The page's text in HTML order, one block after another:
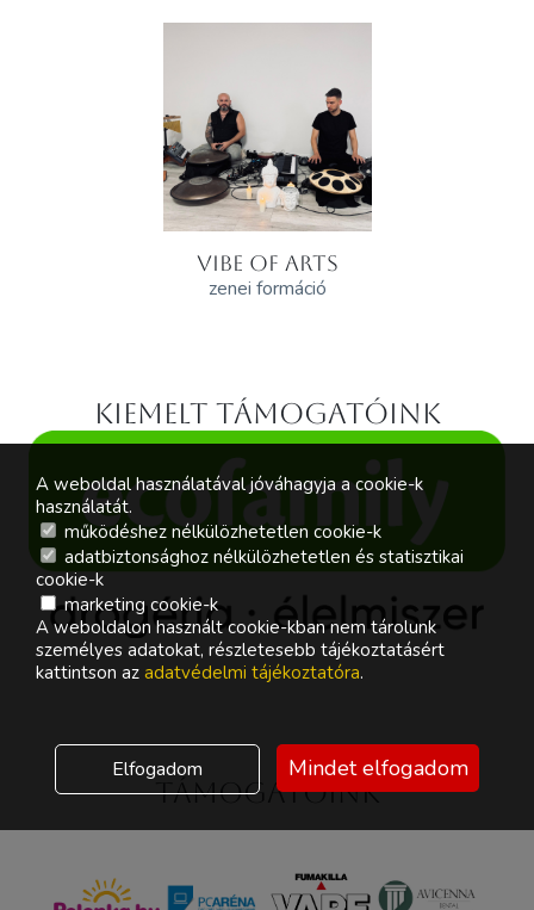
VIBE OF ARTS
zenei formáció
Kiemelt támogatóink
Támogatóink
A weboldal használatával jóváhagyja a cookie-k
használatát.
működéshez nélkülözhetetlen cookie-k
adatbiztonsághoz nélkülözhetetlen és statisztikai
cookie-k
marketing cookie-k
A weboldalon használt cookie-kban nem tárolunk
személyes adatokat, részletesebb tájékoztatásért
kattintson az adatvédelmi tájékoztatóra.
Elfogadom Mindet elfogadom